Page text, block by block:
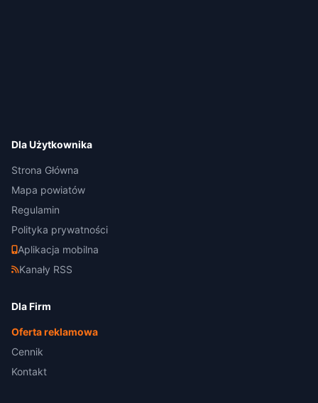
Dla Użytkownika
Strona Główna
Mapa powiatów
Regulamin
Polityka prywatności
Aplikacja mobilna
Kanały RSS
Dla Firm
Oferta reklamowa
Cennik
Kontakt